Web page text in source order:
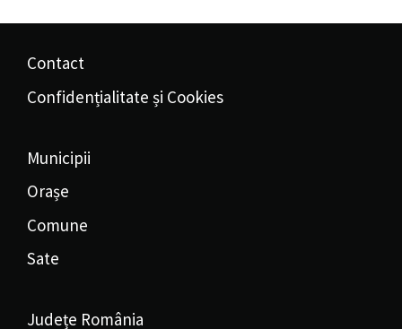
Contact
Confidențialitate și Cookies
Municipii
Orașe
Comune
Sate
Județe România